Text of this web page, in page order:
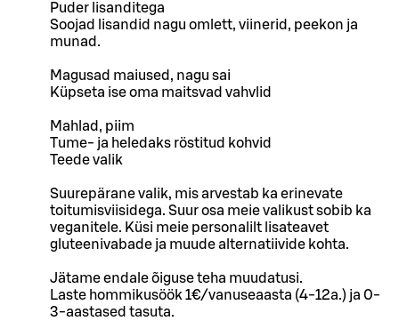
Puder lisanditega
Soojad lisandid nagu omlett, viinerid, peekon ja
munad.
Magusad maiused, nagu sai
Küpseta ise oma maitsvad vahvlid
Mahlad, piim
Tume- ja heledaks röstitud kohvid
Teede valik
Suurepärane valik, mis arvestab ka erinevate
toitumisviisidega. Suur osa meie valikust sobib ka
veganitele. Küsi meie personalilt lisateavet
gluteenivabade ja muude alternatiivide kohta.
Jätame endale õiguse teha muudatusi.
Laste hommikusöök 1€/vanuseaasta (4-12a.) ja 0-
3-aastased tasuta.